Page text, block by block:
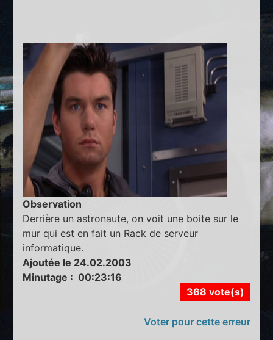
Observation
Derrière un astronaute, on voit une boite sur le
mur qui est en fait un Rack de serveur
informatique.
Ajoutée le 24.02.2003
Minutage : 00:23:16
368 vote(s)
Voter pour cette erreur